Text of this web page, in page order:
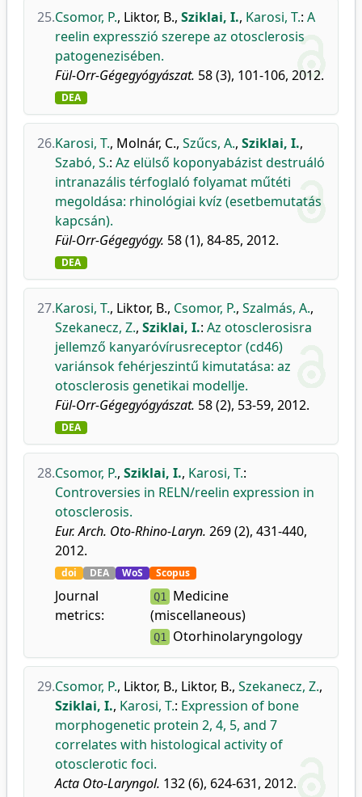
25.Csomor, P., Liktor, B., Sziklai, I., Karosi, T.: A
reelin expresszió szerepe az otosclerosis
patogenezisében.
Fül-Orr-Gégegyógyászat. 58 (3), 101-106, 2012.
DEA
26.Karosi, T., Molnár, C., Szűcs, A., Sziklai, I.,
Szabó, S.: Az elülső koponyabázist destruáló
intranazális térfoglaló folyamat műtéti
megoldása: rhinológiai kvíz (esetbemutatás
kapcsán).
Fül-Orr-Gégegyógy. 58 (1), 84-85, 2012.
DEA
27.Karosi, T., Liktor, B., Csomor, P., Szalmás, A.,
Szekanecz, Z., Sziklai, I.: Az otosclerosisra
jellemző kanyaróvírusreceptor (cd46)
variánsok fehérjeszintű kimutatása: az
otosclerosis genetikai modellje.
Fül-Orr-Gégegyógyászat. 58 (2), 53-59, 2012.
DEA
28.Csomor, P., Sziklai, I., Karosi, T.:
Controversies in RELN/reelin expression in
otosclerosis.
Eur. Arch. Oto-Rhino-Laryn. 269 (2), 431-440,
2012.
doi DEA WoS Scopus
Journal
metrics:
Q1 Medicine
(miscellaneous)
Q1 Otorhinolaryngology
29.Csomor, P., Liktor, B., Liktor, B., Szekanecz, Z.,
Sziklai, I., Karosi, T.: Expression of bone
morphogenetic protein 2, 4, 5, and 7
correlates with histological activity of
otosclerotic foci.
Acta Oto-Laryngol. 132 (6), 624-631, 2012.